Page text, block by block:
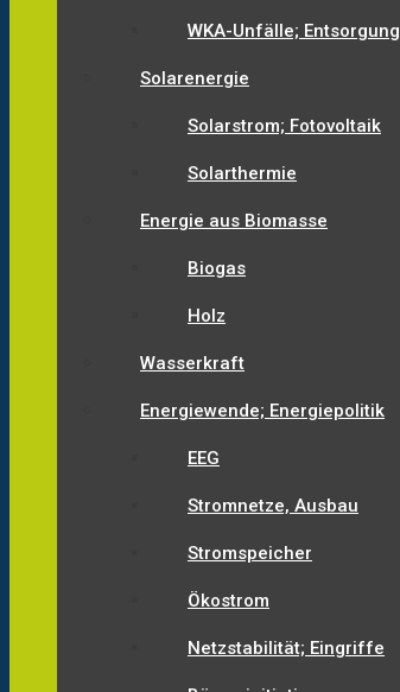
WKA-Unfälle; Entsorgung
Solarenergie
Solarstrom; Fotovoltaik
Solarthermie
Energie aus Biomasse
Biogas
Holz
Wasserkraft
Energiewende; Energiepolitik
EEG
Stromnetze, Ausbau
Stromspeicher
Ökostrom
Netzstabilität; Eingriffe